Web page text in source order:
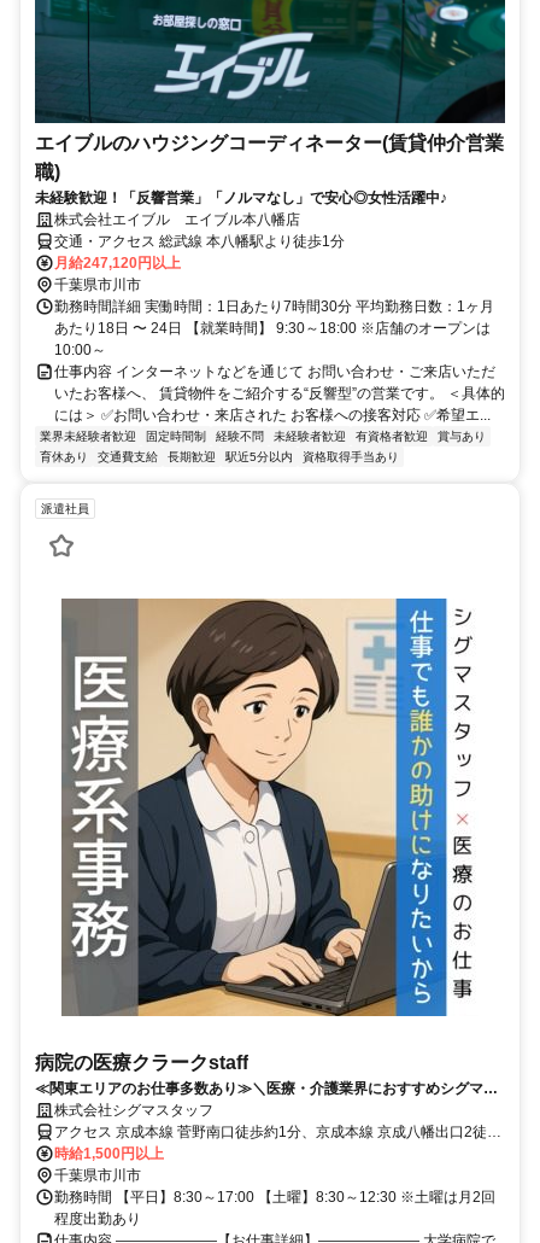
エイブルのハウジングコーディネーター(賃貸仲介営業
職)
未経験歓迎！「反響営業」「ノルマなし」で安心◎女性活躍中♪
株式会社エイブル エイブル本八幡店
交通・アクセス 総武線 本八幡駅より徒歩1分
月給247,120円以上
千葉県市川市
勤務時間詳細 実働時間：1日あたり7時間30分 平均勤務日数：1ヶ月
あたり18日 〜 24日 【就業時間】 9:30～18:00 ※店舗のオープンは
10:00～
仕事内容 インターネットなどを通じて お問い合わせ・ご来店いただ
いたお客様へ、 賃貸物件をご紹介する“反響型”の営業です。 ＜具体的
には＞ ✅お問い合わせ・来店された お客様への接客対応 ✅希望エ...
業界未経験者歓迎 固定時間制 経験不問 未経験者歓迎 有資格者歓迎
賞与あり
育休あり
交通費支給 長期歓迎 駅近5分以内 資格取得手当あり
派遣社員
病院の医療クラークstaff
≪関東エリアのお仕事多数あり≫＼医療・介護業界におすすめシグマス
タッフ☆／履歴書不要
株式会社シグマスタッフ
アクセス 京成本線 菅野南口徒歩約1分、京成本線 京成八幡出口2徒歩
約11分、京成本線 市川真間北口徒歩約11分 JR総武線「市川駅」から
バス15分/ 京成電鉄「菅野駅」から徒歩15分
時給1,500円以上
千葉県市川市
勤務時間 【平日】8:30～17:00 【土曜】8:30～12:30 ※土曜は月2回
程度出勤あり